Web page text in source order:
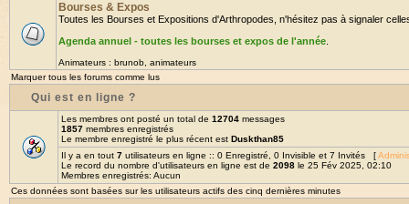
Bourses & Expos
Toutes les Bourses et Expositions d'Arthropodes, n'hésitez pas à signaler
Agenda annuel - toutes les bourses et expos de l'année
Animateurs : brunob animateurs
Marquer tous les forums comme lus
Qui est en ligne ?
Les membres ont posté un total de 12704 messages
1857 membres enregistrés
Le membre enregistré le plus récent est Duskthan85
Il y a en tout 7 utilisateurs en ligne :: 0 Enregistré, 0 Invisible et 7 Invités [
Le record du nombre d'utilisateurs en ligne est de 2098 le 25 Fév 2025, 02:10
Membres enregistrés: Aucun
Ces données sont basées sur les utilisateurs actifs des cinq dernières minutes